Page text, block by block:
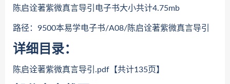
陈启诠著紫微真言导引电子书大小共计4.75mb
路径：9500本易学电子书/A08/陈启诠著紫微真言导引
详细目录：
陈启诠著紫微真言导引.pdf【共计135页】